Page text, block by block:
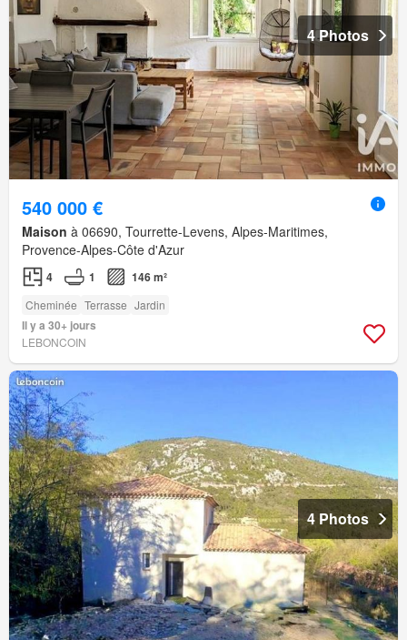
4 Photos
540 000 €
Maison à 06690, Tourrette-Levens, Alpes-Maritimes,
Provence-Alpes-Côte d'Azur
4 1 146 m²
Cheminée Terrasse Jardin
Il y a 30+ jours
LEBONCOIN
4 Photos